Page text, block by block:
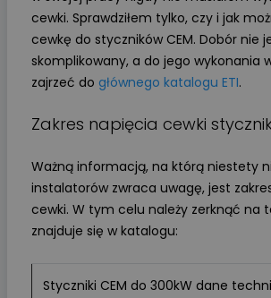
cewki. Sprawdziłem tylko, czy i jak
cewkę do styczników CEM. Dobór nie
skomplikowany, a do jego wykonania
zajrzeć do głównego katalogu ETI.
Zakres napięcia cewki
Ważną informacją, na którą niestety
instalatorów zwraca uwagę, jest
cewki. W tym celu należy zerknąć na
znajduje się w katalogu:
Styczniki CEM do 300kW dane